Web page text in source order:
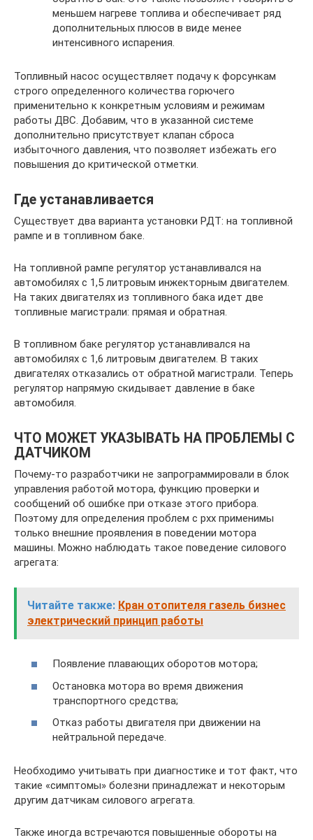
меньшем нагреве топлива и обеспечивает ряд
дополнительных плюсов в виде менее
интенсивного испарения.
Топливный насос осуществляет подачу к форсункам
строго определенного количества горючего
применительно к конкретным условиям и режимам
работы ДВС. Добавим, что в указанной системе
дополнительно присутствует клапан сброса
избыточного давления, что позволяет избежать его
повышения до критической отметки.
Где устанавливается
Существует два варианта установки РДТ: на топливной
рампе и в топливном баке.
На топливной рампе регулятор устанавливался на
автомобилях с 1,5 литровым инжекторным двигателем.
На таких двигателях из топливного бака идет две
топливные магистрали: прямая и обратная.
В топливном баке регулятор устанавливался на
автомобилях с 1,6 литровым двигателем. В таких
двигателях отказались от обратной магистрали. Теперь
регулятор напрямую скидывает давление в баке
автомобиля.
ЧТО МОЖЕТ УКАЗЫВАТЬ НА ПРОБЛЕМЫ С
ДАТЧИКОМ
Почему-то разработчики не запрограммировали в блок
управления работой мотора, функцию проверки и
сообщений об ошибке при отказе этого прибора.
Поэтому для определения проблем с рхх применимы
только внешние проявления в поведении мотора
машины. Можно наблюдать такое поведение силового
агрегата:
Читайте также: Кран отопителя газель бизнес
электрический принцип работы
Появление плавающих оборотов мотора;
Остановка мотора во время движения
транспортного средства;
Отказ работы двигателя при движении на
нейтральной передаче.
Необходимо учитывать при диагностике и тот факт, что
такие «симптомы» болезни принадлежат и некоторым
другим датчикам силового агрегата.
Также иногда встречаются повышенные обороты на